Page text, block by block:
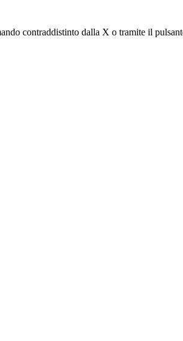
contraddistinto dalla X o tramite il